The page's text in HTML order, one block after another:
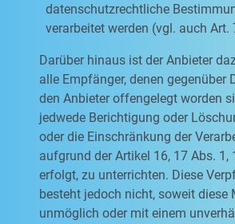
datenschutzrechtliche
verarbeitet werden (vgl. auch Art.
Darüber hinaus ist der Anbieter
alle Empfänger, denen gegenüber
den Anbieter offengelegt worden
jedwede Berichtigung oder
oder die Einschränkung der
aufgrund der Artikel 16, 17 Abs. 1,
erfolgt, zu unterrichten. Diese
besteht jedoch nicht, soweit diese
unmöglich oder mit einem